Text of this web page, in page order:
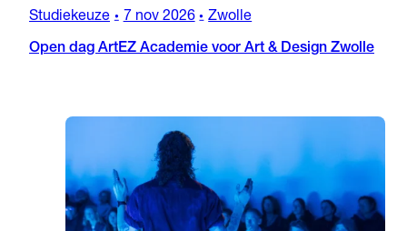
Studiekeuze • 7 nov 2026 • Zwolle
Open dag ArtEZ Academie voor Art & Design Zwolle